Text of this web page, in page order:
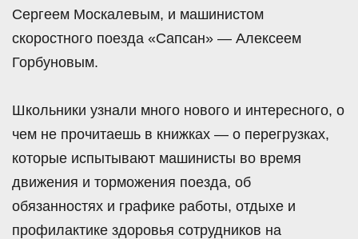
Сергеем Москалевым, и машинистом
скоростного поезда «Сапсан» — Алексеем
Горбуновым.
Школьники узнали много нового и интересного, о
чем не прочитаешь в книжках — о перегрузках,
которые испытывают машинисты во время
движения и торможения поезда, об
обязанностях и графике работы, отдыхе и
профилактике здоровья сотрудников на